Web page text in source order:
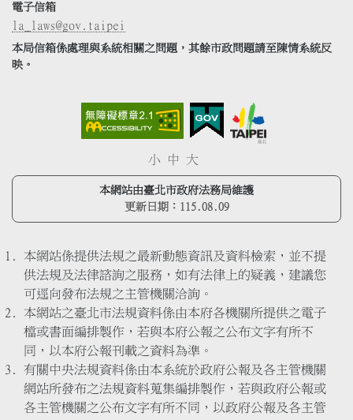
電子信箱
la_laws@gov.taipei
本局信箱係處理與系統相關之問題，其餘市政問題請至陳情系統反
映。
小 中 大
本網站由臺北市政府法務局維護
更新日期： 115.08.09
本網站係提供法規之最新動態資訊及資料檢索，並不提
供法規及法律諮詢之服務，如有法律上的疑義，建議您
可逕向發布法規之主管機關洽詢。
本網站之臺北市法規資料係由本府各機關所提供之電子
檔或書面編排製作，若與本府公報之公布文字有所不
同，以本府公報刊載之資料為準。
有關中央法規資料係由本系統於政府公報及各主管機關
網站所發布之法規資料蒐集編排製作，若與政府公報或
各主管機關之公布文字有所不同，以政府公報及各主管